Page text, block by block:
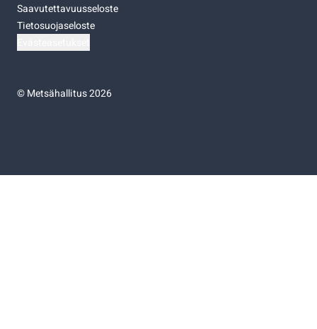
Saavutettavuusseloste
Tietosuojaseloste
©Metsähallitus 2026